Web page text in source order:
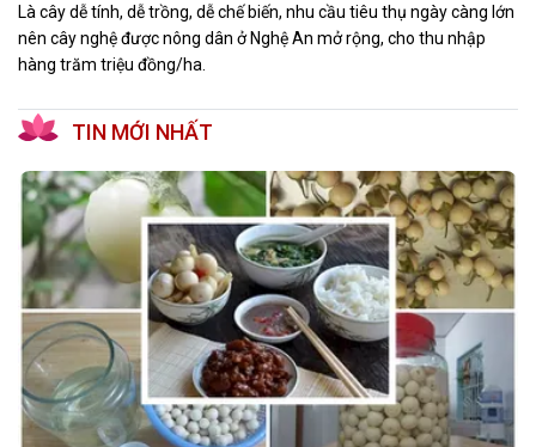
Là cây dễ tính, dễ trồng, dễ chế biến, nhu cầu tiêu thụ ngày càng lớn
nên cây nghệ được nông dân ở Nghệ An mở rộng, cho thu nhập
hàng trăm triệu đồng/ha.
TIN MỚI NHẤT